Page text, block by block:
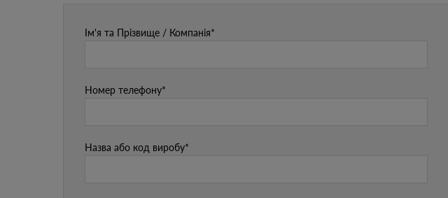
Ім'я та Прізвище / Компанія*
Номер телефону*
Назва або код виробу*